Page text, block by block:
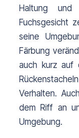
Haltung
Fuchsgesicht
seine
Färbung
auch kurz auf
Verhalten.
dem Riff an
Umgebung.